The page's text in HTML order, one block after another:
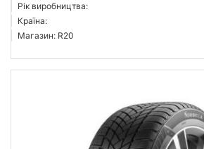
Рік виробництва:
Країна:
Магазин: R20